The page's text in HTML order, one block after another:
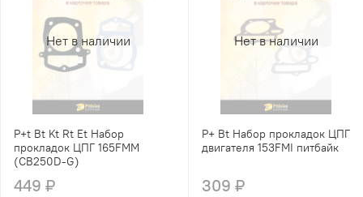
Нет в наличии
P+t Bt Kt Rt Et Набор
прокладок ЦПГ 165FMM
(CB250D-G)
449 ₽
Нет в наличии
P+ Bt Набор прокладок ЦПГ
двигателя 153FMI питбайк
309 ₽